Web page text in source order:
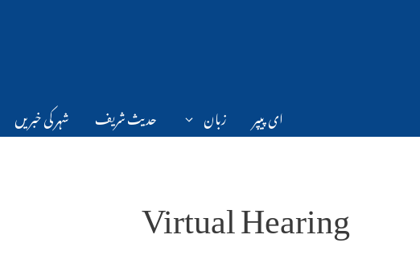
ای پیپر زبان حدیث شریف شہر کی خبریں
Virtual Hearing